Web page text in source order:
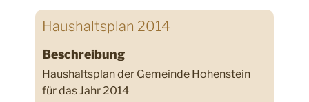
Haushaltsplan 2014
Beschreibung
Haushaltsplan der Gemeinde Hohenstein
für das Jahr 2014